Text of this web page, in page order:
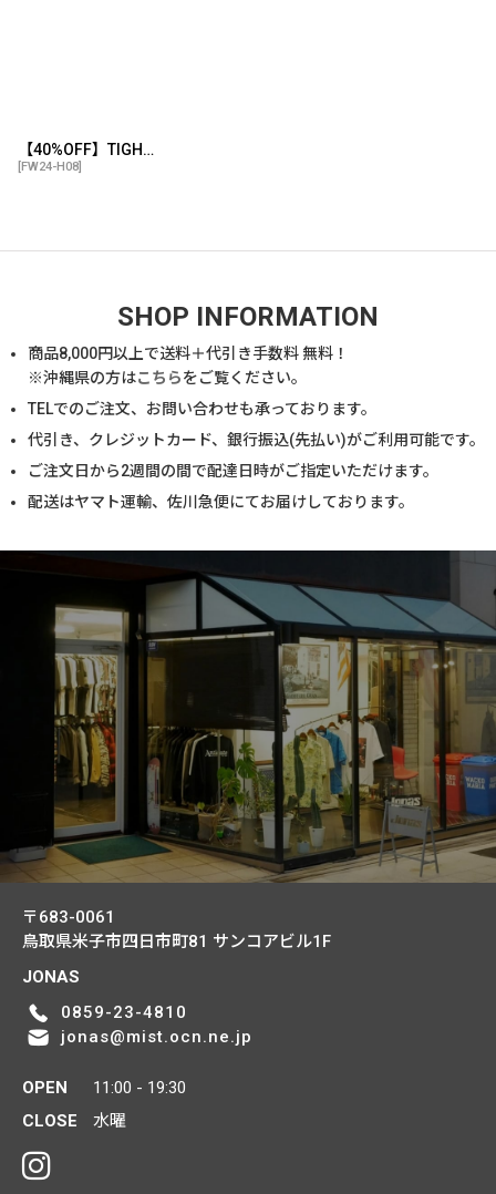
【40%OFF】TIGHTBOOTH/EAR FLAP CAMP CAP（Black）［イヤーフラップキャンプキャップ-24秋冬］
[FW24-H08]
SHOP INFORMATION
商品8,000円以上で送料＋代引き手数料 無料！
※沖縄県の方はこちらをご覧ください。
TELでのご注文、お問い合わせも承っております。
代引き、クレジットカード、銀行振込(先払い)がご利用可能です。
ご注文日から2週間の間で配達日時がご指定いただけます。
配送はヤマト運輸、佐川急便にてお届けしております。
〒683-0061
鳥取県米子市四日市町81 サンコアビル1F
JONAS
0859-23-4810
jonas@mist.ocn.ne.jp
OPEN
11:00 - 19:30
CLOSE
水曜